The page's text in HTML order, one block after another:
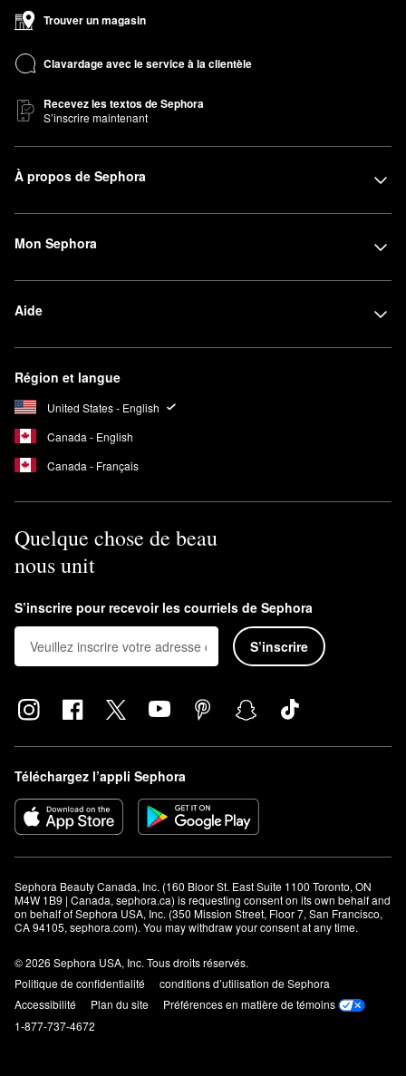
Trouver un magasin
Clavardage avec le service à la clientèle
Recevez les textos de Sephora
S’inscrire maintenant
À propos de Sephora
Mon Sephora
Aide
Région et langue
United States - English
Canada - English
Canada - Français
Quelque chose de beau
nous unit
S’inscrire pour recevoir les courriels de Sephora
S’inscrire
Téléchargez l’appli Sephora
Sephora Beauty Canada, Inc. (160 Bloor St. East Suite 1100 Toronto, ON
M4W 1B9 | Canada, sephora.ca) is requesting consent on its own behalf and
on behalf of Sephora USA, Inc. (350 Mission Street, Floor 7, San Francisco,
CA 94105, sephora.com). You may withdraw your consent at any time.
© 2026 Sephora USA, Inc. Tous droits réservés.
Politique de confidentialité
conditions d’utilisation de Sephora
Accessibilité
Plan du site
Préférences en matière de témoins
1-877-737-4672